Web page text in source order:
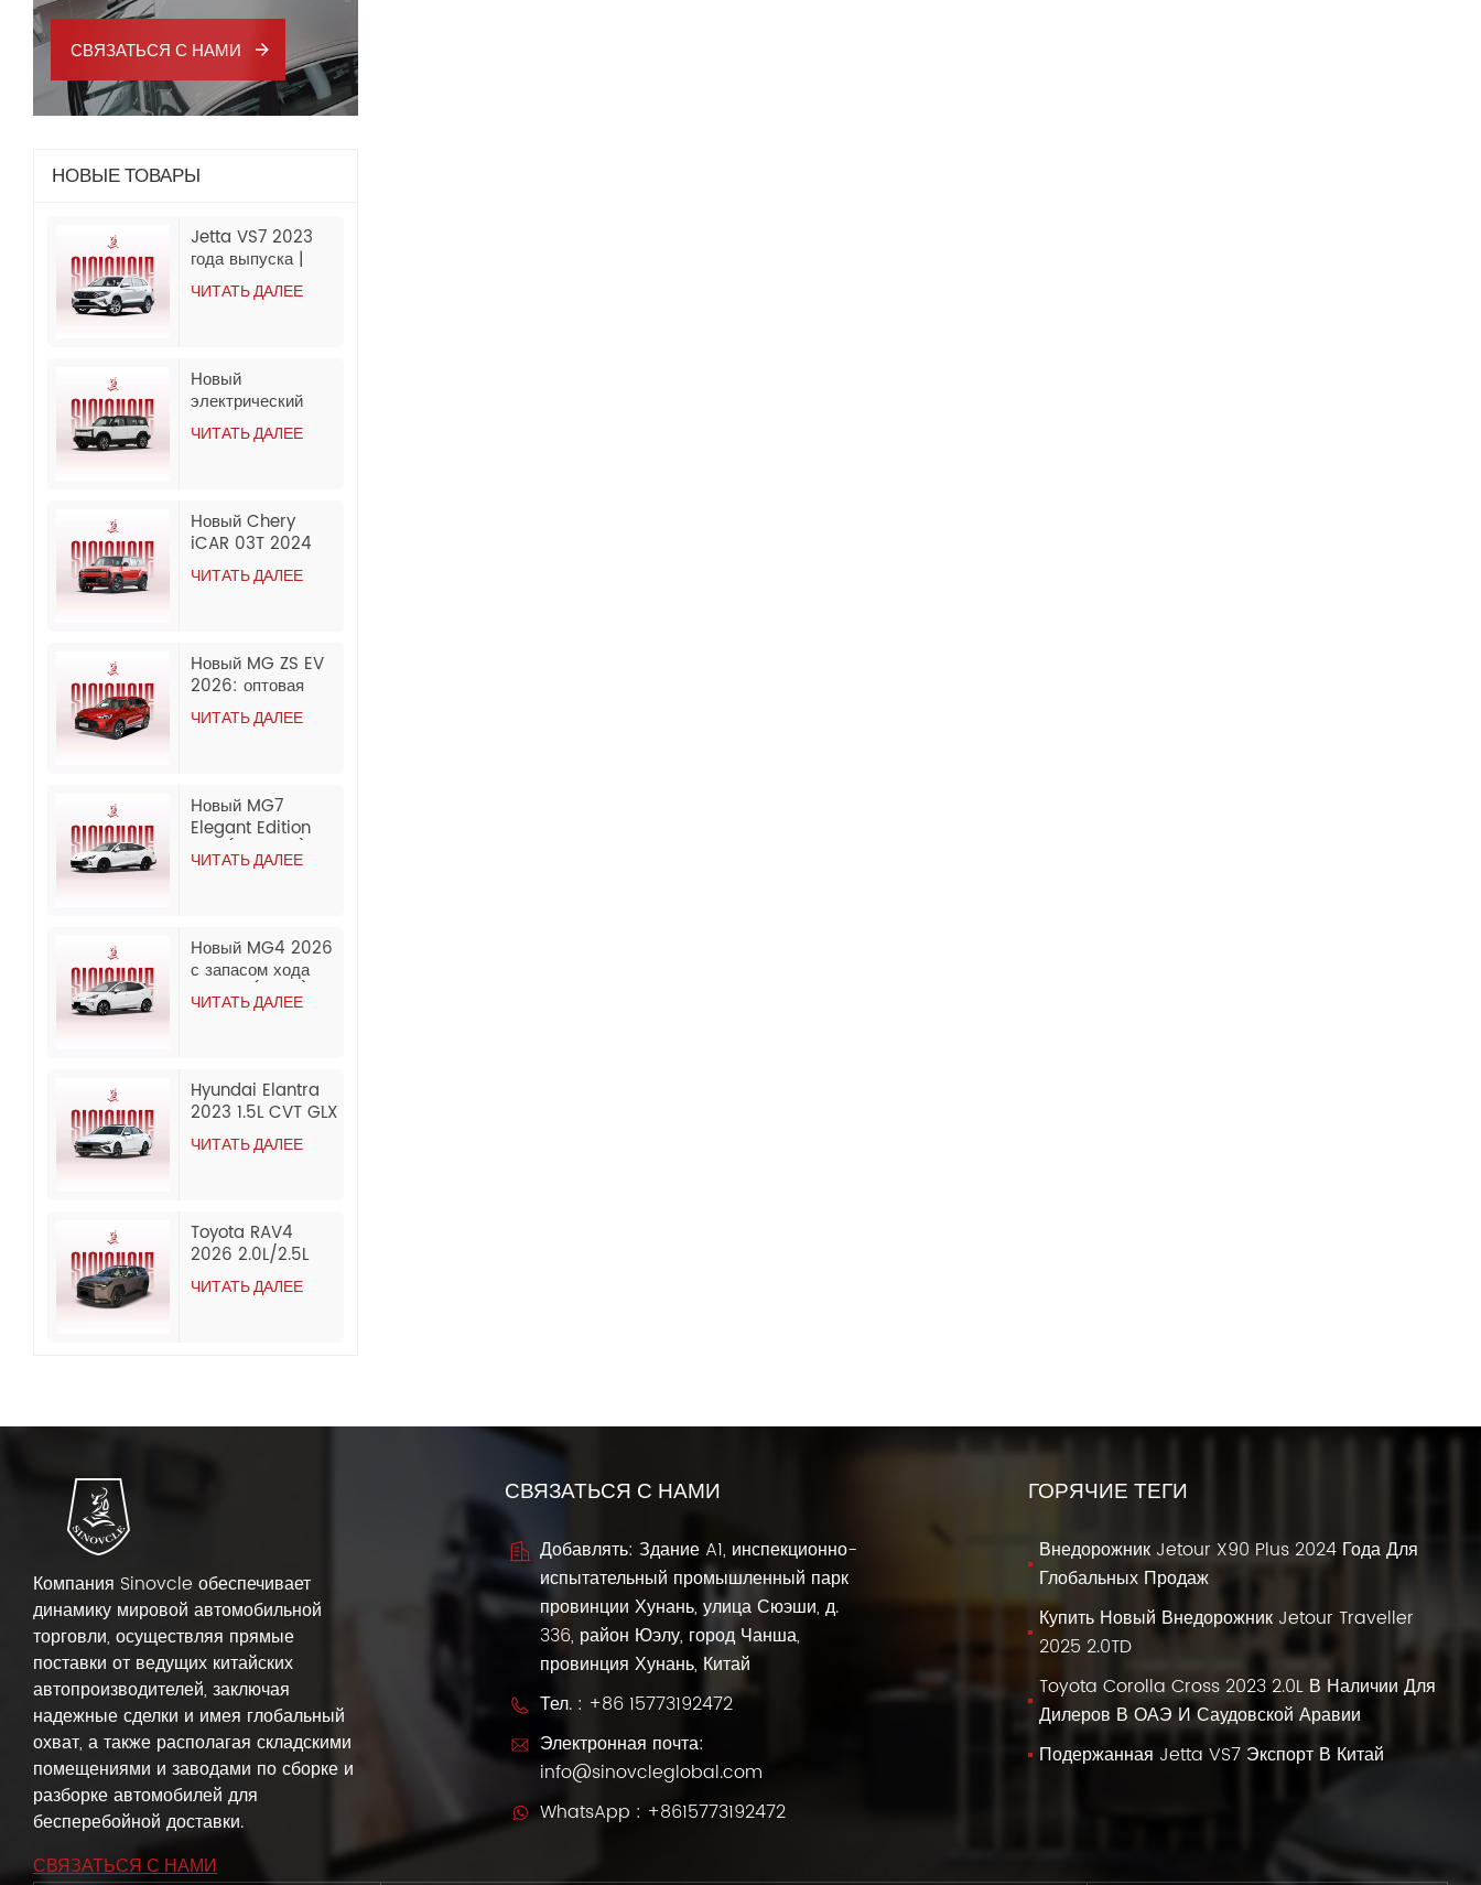
СВЯЗАТЬСЯ С НАМИ
НОВЫЕ ТОВАРЫ
Jetta VS7 2023
года выпуска |
280TSI АКПП
Progressive | 60
ЧИТАТЬ ДАЛЕЕ
Новый
электрический
внедорожник
Chery iCar 03
из Китая
ЧИТАТЬ ДАЛЕЕ
Новый Chery
iCAR 03T 2024
Electric Long
Range 2WD &
ЧИТАТЬ ДАЛЕЕ
Новый MG ZS EV
2026: оптовая
экспортная
продажа из Китая.
ЧИТАТЬ ДАЛЕЕ
Новый MG7
Elegant Edition
1.5T (300DCT) |
Оптовая продажа
ЧИТАТЬ ДАЛЕЕ
Новый MG4 2026
с запасом хода
437 км (CLTC) в
комплектации
по цене полностью
электрический
седан. Оптовая
продажа и экспорт
ЧИТАТЬ ДАЛЕЕ
Hyundai Elantra
2023 1.5L CVT GLX
Elite Edition
Бензиновый
ЧИТАТЬ ДАЛЕЕ
Toyota RAV4
2026 2.0L/2.5L
AWD Luxury
Edition
ЧИТАТЬ ДАЛЕЕ
Компания Sinovcle обеспечивает
динамику мировой автомобильной
торговли, осуществляя прямые
поставки от ведущих китайских
автопроизводителей, заключая
надежные сделки и имея глобальный
охват, а также располагая складскими
помещениями и заводами по сборке и
разборке автомобилей для
бесперебойной доставки.
СВЯЗАТЬСЯ С НАМИ
СВЯЗАТЬСЯ С НАМИ
Добавлять: Здание A1, инспекционно-
испытательный промышленный парк
провинции Хунань, улица Сюэши, д.
336, район Юэлу, город Чанша,
провинция Хунань, Китай
Тел. : +86 15773192472
Электронная почта:
info@sinovcleglobal.com
WhatsApp : +8615773192472
ГОРЯЧИЕ ТЕГИ
Внедорожник Jetour X90 Plus 2024 Года Для
Глобальных Продаж
Купить Новый Внедорожник Jetour Traveller
2025 2.0TD
Toyota Corolla Cross 2023 2.0L В Наличии Для
Дилеров В ОАЭ И Саудовской Аравии
Подержанная Jetta VS7 Экспорт В Китай